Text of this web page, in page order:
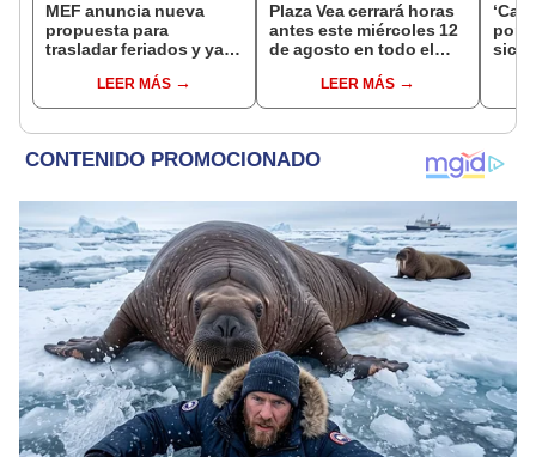
MEF anuncia nueva
propuesta para
trasladar feriados y ya
“Lunes es mejor día”
LEER MÁS
Plaza Vea cerrará horas
antes este miércoles 12
de agosto en todo el
hasta las 7 p.m.
LEER MÁS
por